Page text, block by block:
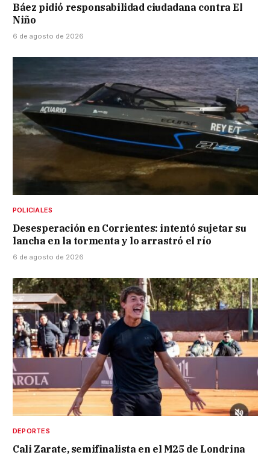
Báez pidió responsabilidad ciudadana contra El
Niño
6 de agosto de 2026
POLICIALES
Desesperación en Corrientes: intentó sujetar su
lancha en la tormenta y lo arrastró el río
6 de agosto de 2026
DEPORTES
Cali Zarate, semifinalista en el M25 de Londrina